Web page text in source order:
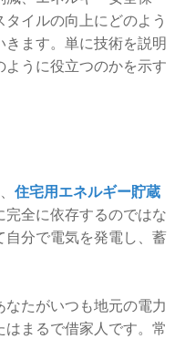
イルの向上にどのよう
ます。単に技術を説明
うに役立つのかを示す
住宅用エネルギー貯蔵
完全に依存するのではな
自分で電気を発電し、蓄
なたがいつも地元の電力
まるで借家人です。常